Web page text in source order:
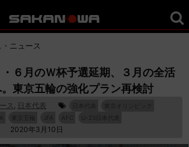
・ニュース
・６月のＷ杯予選延期、３月の全活
東京五輪の強化プラン再検討
ス , 日本代表
JFA AFC
2020年3月10日